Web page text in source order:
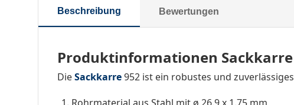
Beschreibung Bewertungen
Produktinformationen Sackkarre
DieSackkarre952 ist ein robustes und